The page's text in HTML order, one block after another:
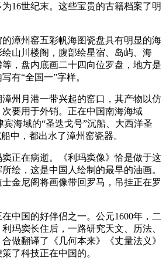
16世纪末。这些宝贵的古籍档案了明
州窑五彩帆海图瓷盘具有明显的海
山川楼阁，腹部绘星宿、岛屿、海
，盘内底画二十四向位罗盘，地方是
有“全国一”字样。
月港一带兴起的窑口，其产物以仿
要用于外销。正在中国南海海域
宾海域的“圣迭戈号”沉船、大西洋圣
中，都出水了漳州窑瓷器。
正在病逝。《利玛窦像》恰是做于这
绘，这是中国人绘制的最早的油画。
金尼阁将画像带回罗马，吊挂正在罗
国的好伴侣之一。公元1600年，二
玛窦长住后，一路研究天文、历法、
做翻译了《几何本来》《丈量法义》
了科技正在中国的。